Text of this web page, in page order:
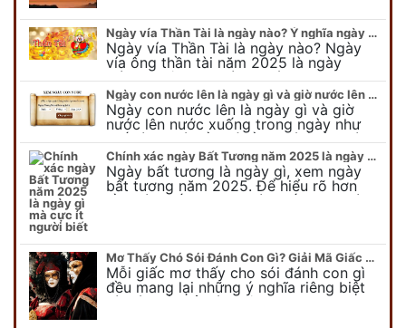
Ngày vía Thần Tài là ngày nào? Ý nghĩa ngày vía Thần Tài năm 2025
Ngày vía Thần Tài là ngày nào? Ngày
vía ông thần tài năm 2025 là ngày
mùng 10 âm lịch hàng tháng. Tại sao
trong ngày này, tất cả mọi…
Ngày con nước lên là ngày gì và giờ nước lên nước xuống trong ngày?
Ngày con nước lên là ngày gì và giờ
nước lên nước xuống trong ngày như
thế nào? Có điều gì cần chú ý về ngày
con nước lên? Đừng…
Chính xác ngày Bất Tương năm 2025 là ngày gì mà cực ít người biết
Ngày bất tương là ngày gì, xem ngày
bất tương năm 2025. Để hiểu rõ hơn
về ngày bất tương, ngày bất tương là
Mơ Thấy Chó Sói Đánh Con Gì? Giải Mã Giấc Mơ Bí Ẩn
Mỗi giấc mơ thấy cho sói đánh con gì
đều mang lại những ý nghĩa riêng biệt
và có thể phản ánh tâm trạng, suy nghĩ